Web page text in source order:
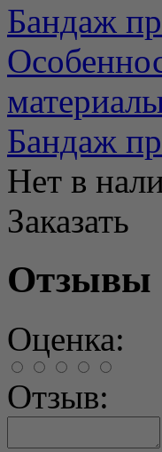
Бандаж
Бандаж
Нет в
Заказать
Отзывы
Оценка:
Отзыв: